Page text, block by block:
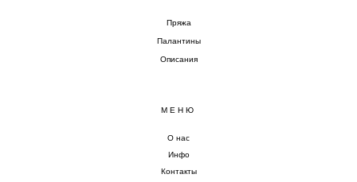
Пряжа
Палантины
Описания
МЕНЮ
О нас
Инфо
Контакты